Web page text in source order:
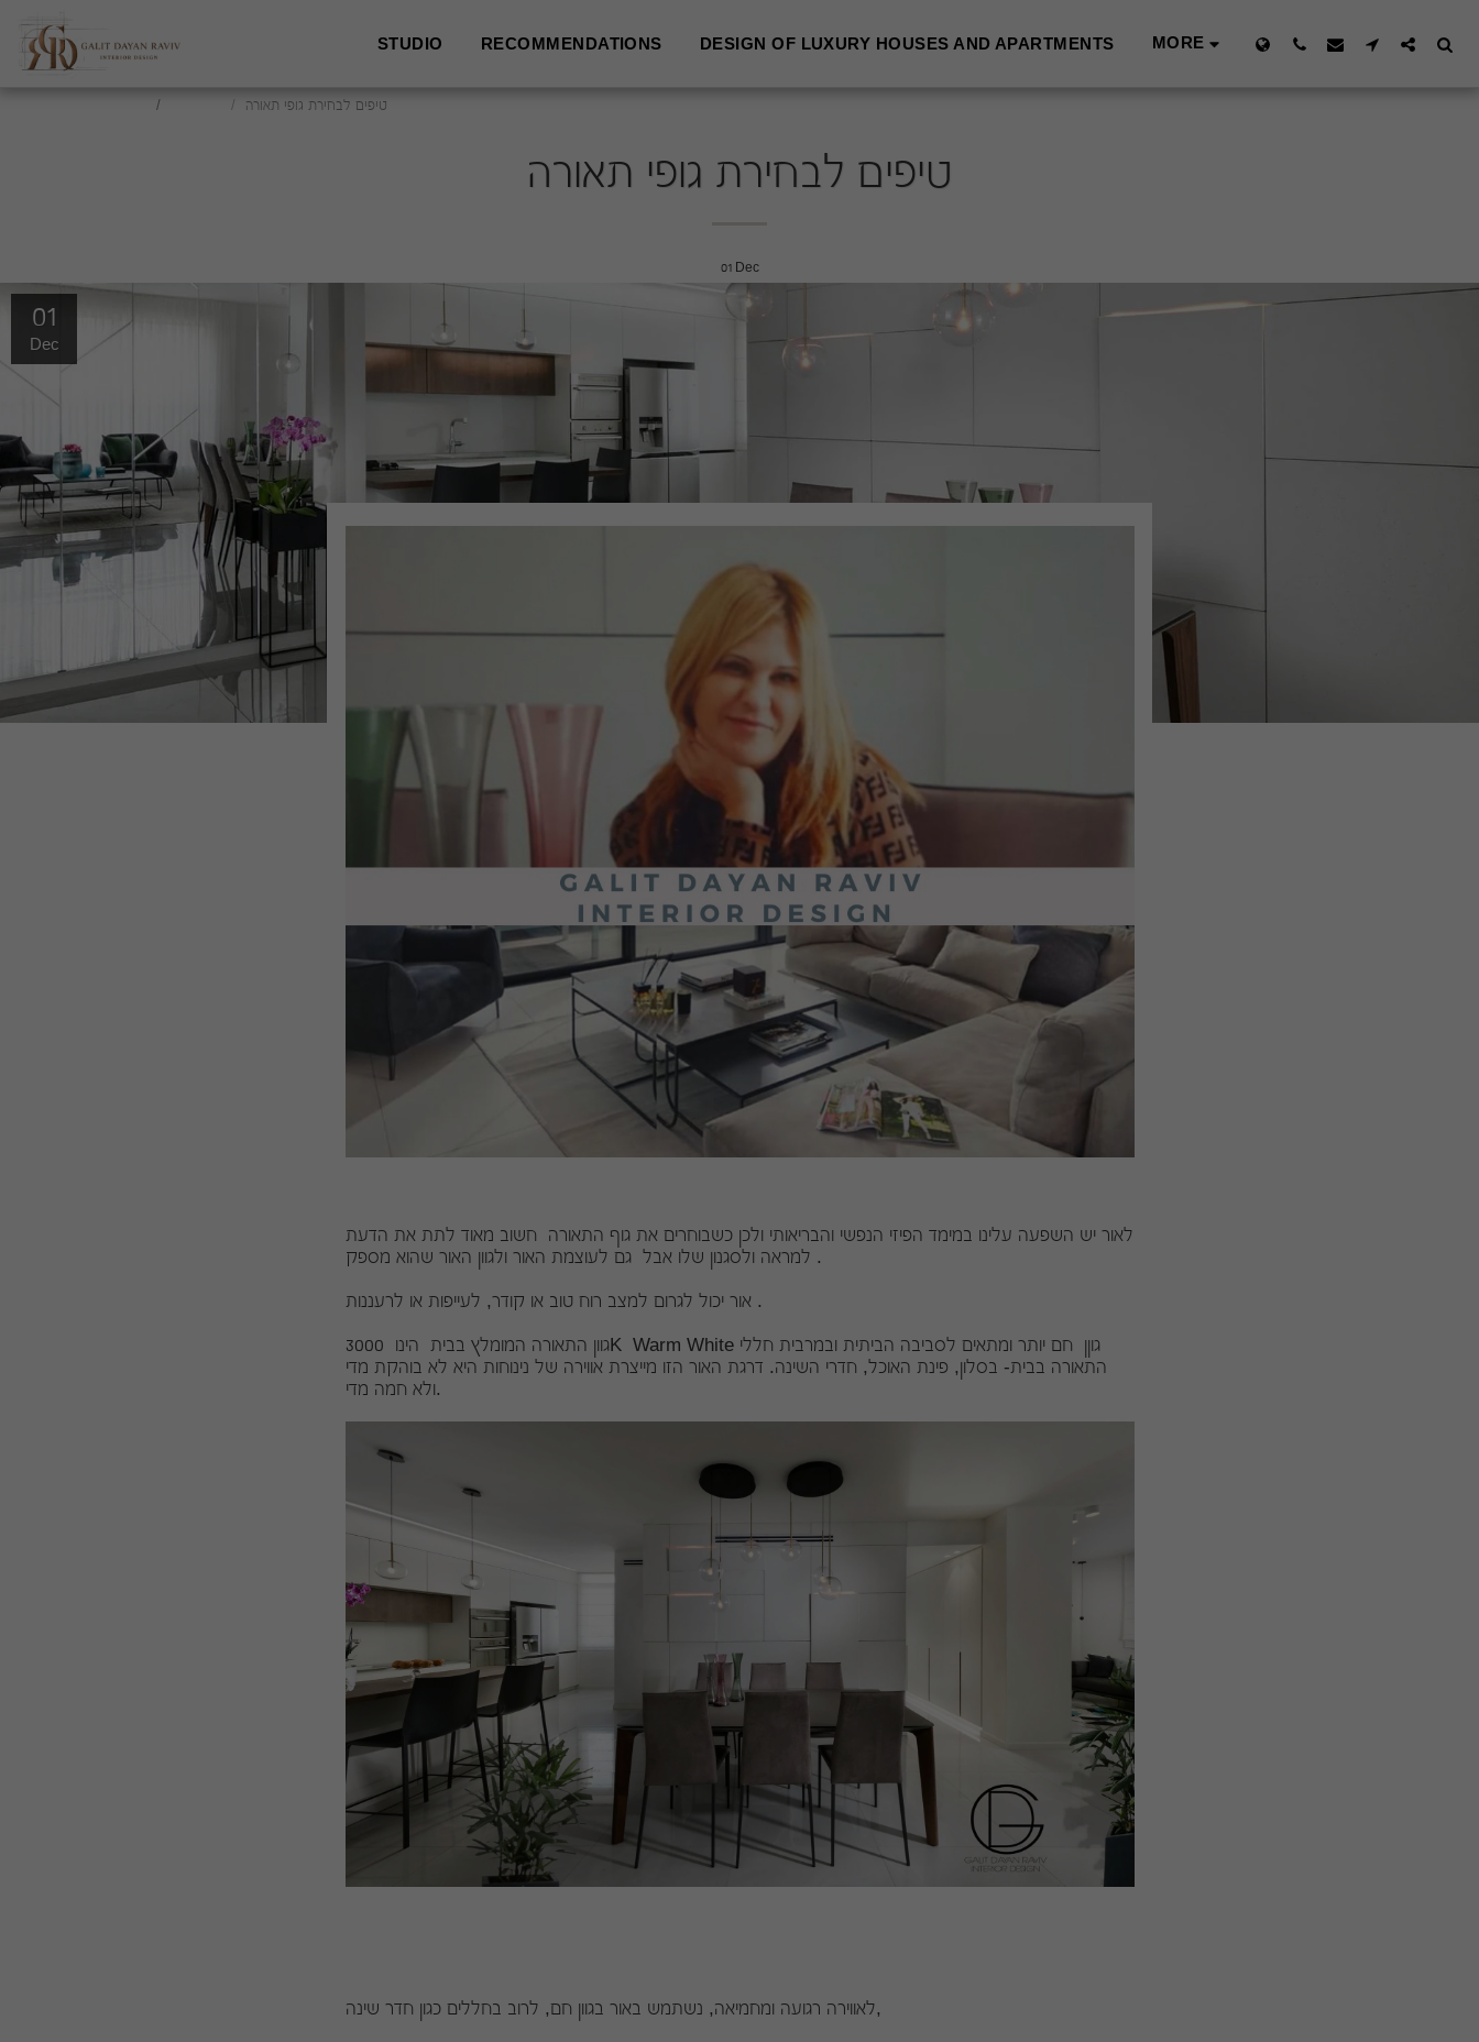
STUDIO RECOMMENDATIONS DESIGN OF LUXURY HOUSES AND APARTMENTS MORE
טיפים לבחירת גופי תאורה
טיפים לבחירת גופי תאורה
01 Dec
01
Dec
לאור יש השפעה עלינו במימד הפיזי הנפשי והבריאותי ולכן כשבוחרים את גוף התאורה חשוב מאוד לתת את הדעת
למראה ולסגנון שלו אבל גם לעוצמת האור ולגוון האור שהוא מספק .
אור יכול לגרום למצב רוח טוב או קודר, לעייפות או לרעננות .
גוון התאורה המומלץ בבית הינו 3000K Warm White גוןן חם יותר ומתאים לסביבה הביתית ובמרבית חללי
התאורה בבית- בסלון, פינת האוכל, חדרי השינה. דרגת האור הזו מייצרת אווירה של נינוחות היא לא בוהקת מדי
ולא חמה מדי.
לאווירה רגועה ומחמיאה, נשתמש באור בגוון חם, לרוב בחללים כגון חדר שינה,